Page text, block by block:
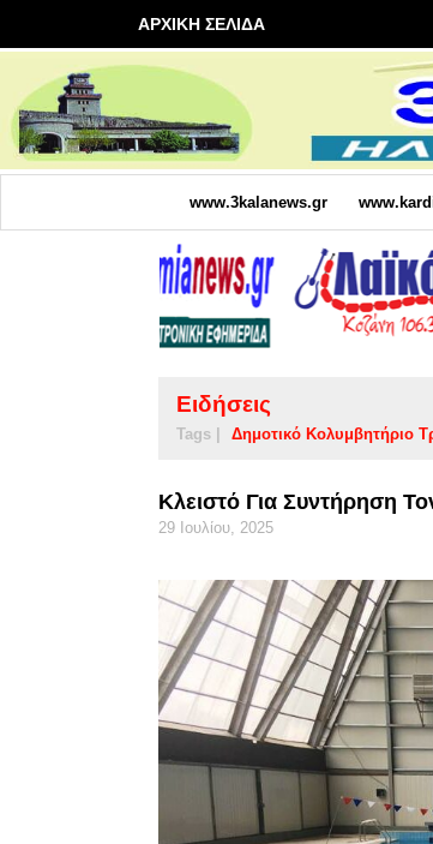
ΑΡΧΙΚΗ ΣΕΛΙΔΑ
www.3kalanews.gr
Ειδήσεις
Tags | Δημοτικό Κολυμβητήριο
Κλειστό Για Συντήρηση
29 Ιουλίου, 2025